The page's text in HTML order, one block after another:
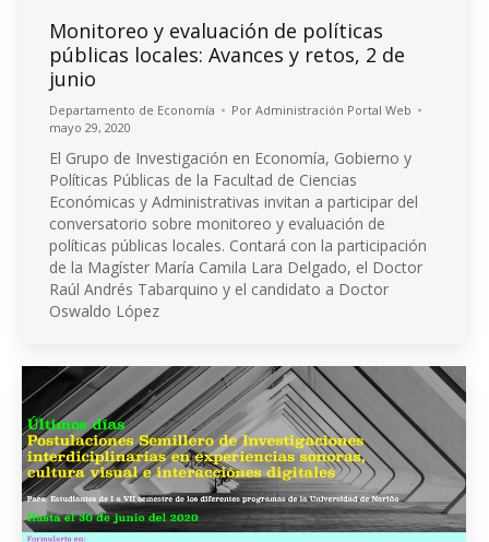
Monitoreo y evaluación de políticas
públicas locales: Avances y retos, 2 de
junio
Departamento de Economía Por Administración Portal Web
mayo 29, 2020
El Grupo de Investigación en Economía, Gobierno y
Políticas Públicas de la Facultad de Ciencias
Económicas y Administrativas invitan a participar del
conversatorio sobre monitoreo y evaluación de
políticas públicas locales. Contará con la participación
de la Magíster María Camila Lara Delgado, el Doctor
Raúl Andrés Tabarquino y el candidato a Doctor
Oswaldo López